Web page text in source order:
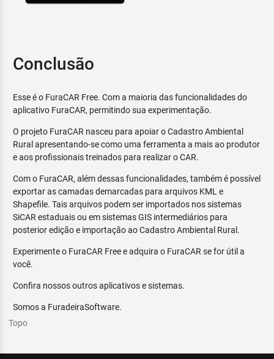
Conclusão
Esse é o FuraCAR Free. Com a maioria das funcionalidades do
aplicativo FuraCAR, permitindo sua experimentação.
O projeto FuraCAR nasceu para apoiar o Cadastro Ambiental
Rural apresentando-se como uma ferramenta a mais ao produtor
e aos profissionais treinados para realizar o CAR.
Com o FuraCAR, além dessas funcionalidades, também é possível
exportar as camadas demarcadas para arquivos KML e
Shapefile. Tais arquivos podem ser importados nos sistemas
SiCAR estaduais ou em sistemas GIS intermediários para
posterior edição e importação ao Cadastro Ambiental Rural.
Experimente o FuraCAR Free e adquira o FuraCAR se for útil a
você.
Confira nossos outros aplicativos e sistemas.
Somos a FuradeiraSoftware.
Topo